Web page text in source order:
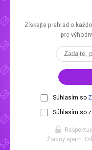
Získajte prehľad o
pre
Súhlasím so
Súhlasím so
Žiadny spam.